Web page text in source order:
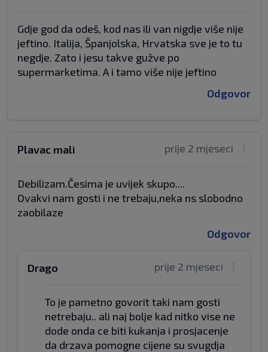
Gdje god da odeš, kod nas ili van nigdje više nije
jeftino. Italija, Španjolska, Hrvatska sve je to tu
negdje. Zato i jesu takve gužve po
supermarketima. A i tamo više nije jeftino
Odgovor
prije 2 mjeseci
Plavac mali
Debilizam.Česima je uvijek skupo....
Ovakvi nam gosti i ne trebaju,neka ns slobodno
zaobilaze
Odgovor
prije 2 mjeseci
Drago
To je pametno govorit taki nam gosti
netrebaju.. ali naj bolje kad nitko vise ne
dode onda ce biti kukanja i prosjacenje
da drzava pomogne cijene su svugdja